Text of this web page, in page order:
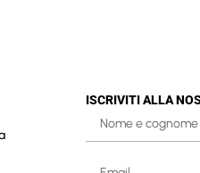
ISCRIVITI ALLA